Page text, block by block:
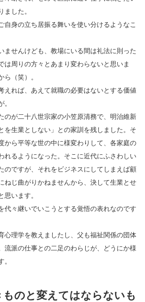
ました。
身の立ち居振る舞いを使い分けるようなこ
ませんけども、教場にいる間は礼法に則った
は周りの方々とあまり変わらないと思いま
ら（笑）。
えれば、あえて就職の必要はないとする価値
のが二十八世宗家の小笠原清務で、明治維新
を生業としない」との家訓を残しました。そ
から平等な世の中に様変わりして、各家庭の
れるようになった。そこに近代にふさわしい
のですが、それをビジネスにしてしまえば顧
ねじ曲がりかねませんから、決して生業とせ
思います。
々継いでいこうとする覚悟の表れなのです
心理学を教えましたし、父も福祉関係の団体
流派の仕事との二足のわらじが、どうにか様
のと変えてはならないも